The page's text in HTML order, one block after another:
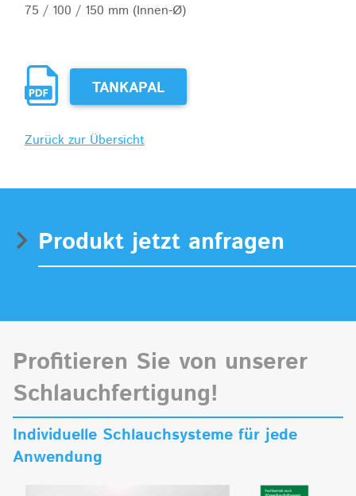
75 / 100 / 150 mm (Innen-Ø)
TANKAPAL
Zurück zur Übersicht
Produkt jetzt anfragen
Profitieren Sie von unserer
Schlauchfertigung!
Individuelle Schlauchsysteme für jede
Anwendung